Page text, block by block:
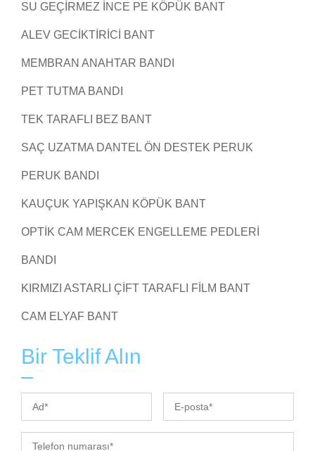
SU GEÇIRMEZ INCE PE KÖPÜK BANT
ALEV GECIKTIRICI BANT
MEMBRAN ANAHTAR BANDI
PET TUTMA BANDI
TEK TARAFLI BEZ BANT
SAÇ UZATMA DANTEL ÖN DESTEK PERUK
PERUK BANDI
KAUÇUK YAPIŞKAN KÖPÜK BANT
OPTIK CAM MERCEK ENGELLEME PEDLERI
BANDI
KIRMIZI ASTARLI ÇIFT TARAFLI FILM BANT
CAM ELYAF BANT
Bir Teklif Alın